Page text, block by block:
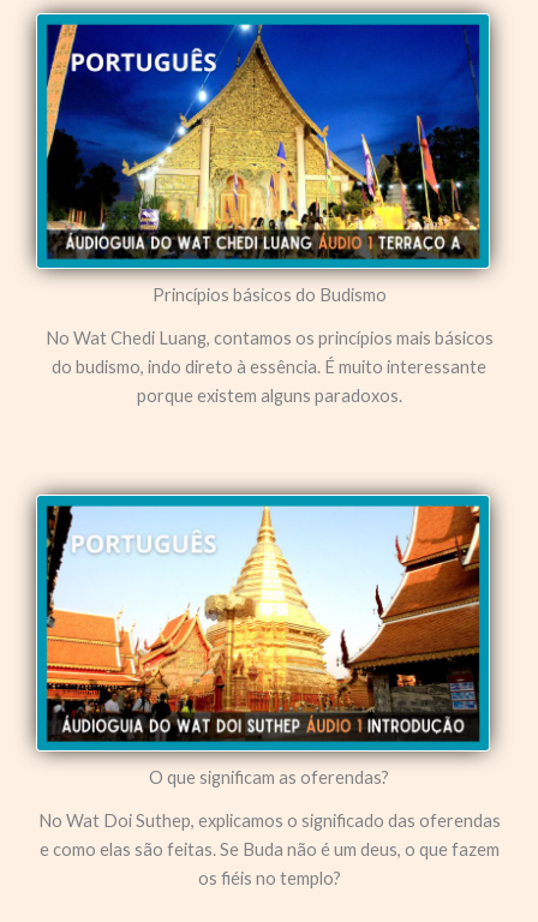
Princípios básicos do Budismo
No Wat Chedi Luang, contamos os princípios mais básicos
do budismo, indo direto à essência. É muito interessante
porque existem alguns paradoxos.
O que significam as oferendas?
No Wat Doi Suthep, explicamos o significado das oferendas
e como elas são feitas. Se Buda não é um deus, o que fazem
os fiéis no templo?